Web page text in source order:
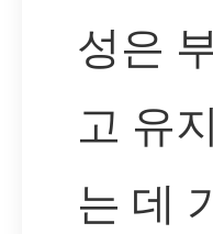
성은
고 유
는 데